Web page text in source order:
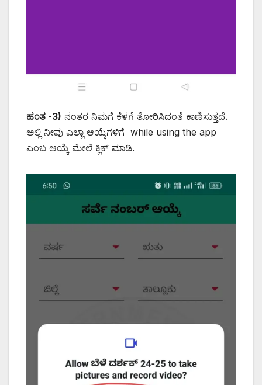
ಹಂತ -3) ನಂತರ ನಿಮಗೆ ಕೆಳಗೆ ತೋರಿಸಿದಂತೆ ಕಾಣಿಸುತ್ತದೆ.
ಅಲ್ಲಿ ನೀವು ಎಲ್ಲಾ ಆಯ್ಕೆಗಳಿಗೆ while using the app
ಎಂಬ ಆಯ್ಕೆ ಮೇಲೆ ಕ್ಲಿಕ್ ಮಾಡಿ.